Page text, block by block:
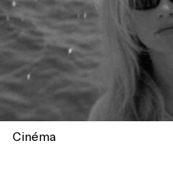
Cinéma